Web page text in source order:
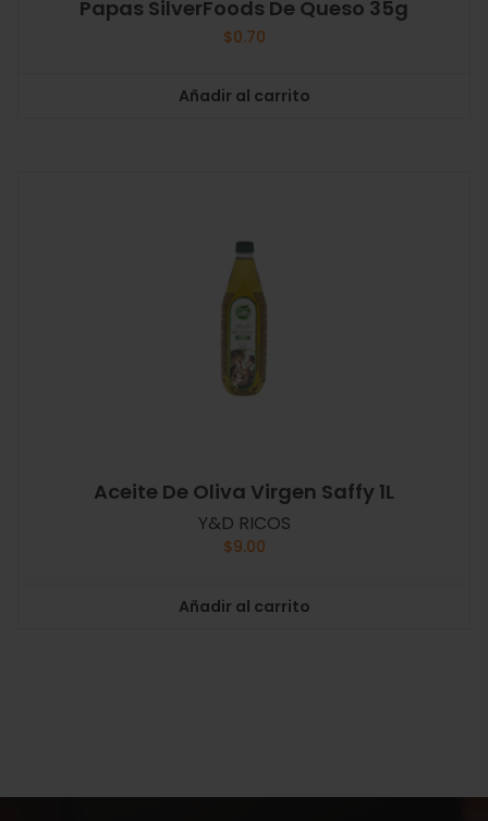
Papas SilverFoods De Queso 35g
$0.70
Añadir al carrito
Aceite De Oliva Virgen Saffy 1L
Y&D RICOS
$9.00
Añadir al carrito